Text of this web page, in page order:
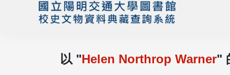
以 "Helen Northrop Warner"